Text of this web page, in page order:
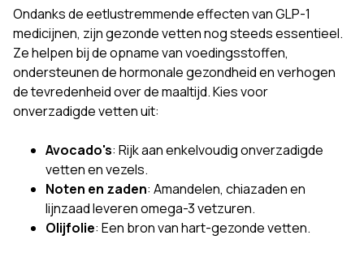
Ondanks de eetlustremmende effecten van GLP-1
medicijnen, zijn gezonde vetten nog steeds essentieel.
Ze helpen bij de opname van voedingsstoffen,
ondersteunen de hormonale gezondheid en verhogen
de tevredenheid over de maaltijd. Kies voor
onverzadigde vetten uit:
Avocado's: Rijk aan enkelvoudig onverzadigde
vetten en vezels.
Noten en zaden: Amandelen, chiazaden en
lijnzaad leveren omega-3 vetzuren.
Olijfolie: Een bron van hart-gezonde vetten.